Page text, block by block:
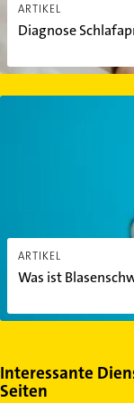
ARTIKEL
Diagnose
ARTIKEL
Was ist
Interessante
Seiten